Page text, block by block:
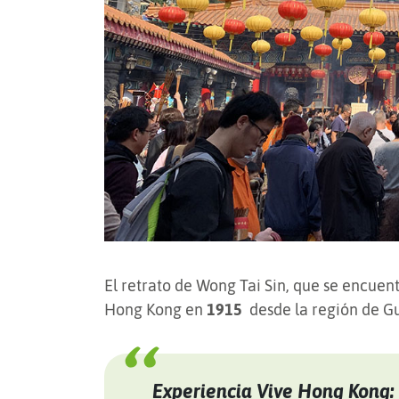
El retrato de Wong Tai Sin, que se
Hong Kong en 1915 desde la región de
Experiencia Vive Hong Kong: